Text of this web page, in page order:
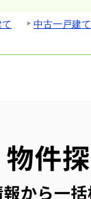
中古一戸建て